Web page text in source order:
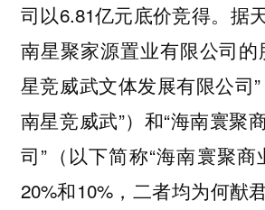
司以6.81亿元底价竞得。据
南星聚家源置业有限公司的
星竞威武文体发展有限公司
南星竞威武”）和“海南寰聚
司”（以下简称“海南寰聚商
20%和10%，二者均为何猷